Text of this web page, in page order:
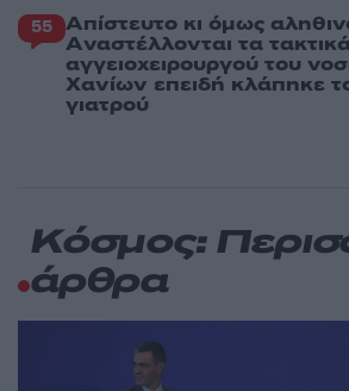
55 Απίστευτο κι όμως
Aναστέλλονται τα
αγγειοχειρουργού του
Χανίων επειδή κλάπηκε
γιατρού
Κόσμος:
άρθρα